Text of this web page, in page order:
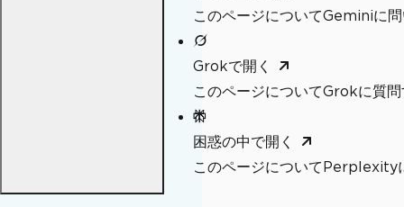
このページについてGeminiに
Grokで開く
このページについてGrokに質
困惑の中で開く
このページについてPerplexity